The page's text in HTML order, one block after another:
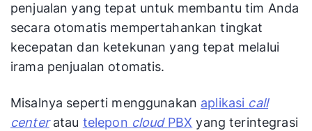
penjualan yang tepat untuk membantu tim Anda
secara otomatis mempertahankan tingkat
kecepatan dan ketekunan yang tepat melalui
irama penjualan otomatis.
Misalnya seperti menggunakan aplikasi call
center atau telepon cloud PBX yang terintegrasi